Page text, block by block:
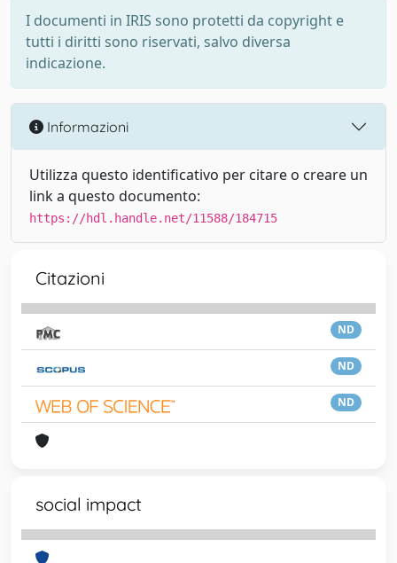
I documenti in IRIS sono protetti da copyright e
tutti i diritti sono riservati, salvo diversa
indicazione.
Informazioni
Utilizza questo identificativo per citare o creare un
link a questo documento:
https://hdl.handle.net/11588/184715
Citazioni
ND
ND
ND
social impact